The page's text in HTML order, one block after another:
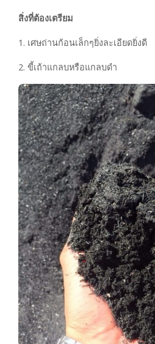
สิ่งที่ต้องเตรียม
1. เศษถ่านก้อนเล็กๆยิ่งละเอียดยิ่งดี
2. ขี้เถ้าแกลบหรือแกลบดำ